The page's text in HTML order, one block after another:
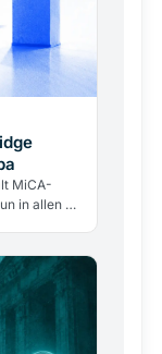
MiCA-
in allen 27